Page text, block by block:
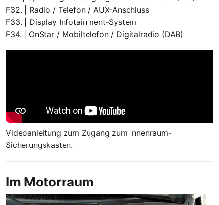
F32. | Radio / Telefon / AUX-Anschluss
F33. | Display Infotainment-System
F34. | OnStar / Mobiltelefon / Digitalradio (DAB)
Videoanleitung zum Zugang zum Innenraum-
Sicherungskasten.
Im Motorraum